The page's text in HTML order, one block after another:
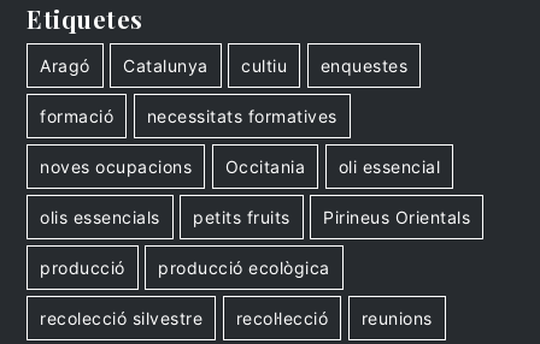
Etiquetes
Aragó Catalunya cultiu enquestes
formació necessitats formatives
noves ocupacions Occitania oli essencial
olis essencials petits fruits Pirineus Orientals
producció producció ecològica
recolecció silvestre recol·lecció reunions